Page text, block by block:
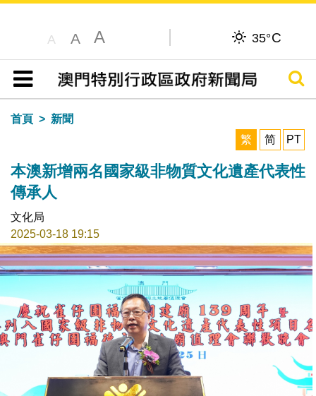
A A A 35°C
目錄
搜尋
首頁
新聞
繁
简 PT
本澳新增兩名國家級非物質文化遺產代表性
傳承人
文化局
2025-03-18 19:15